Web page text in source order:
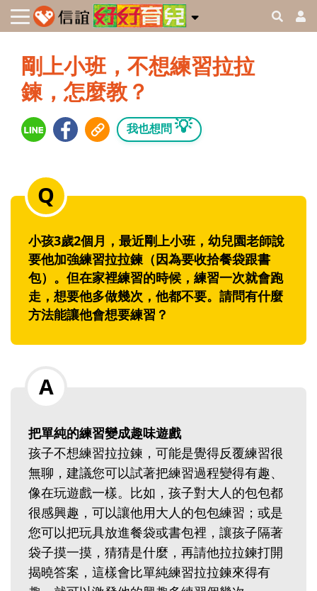
剛上小班，不想練習拉拉
鍊，怎麼教？
我也想問 💡
小孩3歲2個月，最近剛上小班，幼兒園老師說
要他加強練習拉拉鍊（因為要收拾餐袋跟書
包）。但在家裡練習的時候，練習一次就會跑
走，想要他多做幾次，他都不要。請問有什麼
方法能讓他會想要練習？
把單純的練習變成趣味遊戲
孩子不想練習拉拉鍊，可能是覺得反覆練習很
無聊，建議您可以試著把練習過程變得有趣、
像在玩遊戲一樣。比如，孩子對大人的包包都
很感興趣，可以讓他用大人的包包練習；或是
您可以把玩具放進餐袋或書包裡，讓孩子隔著
袋子摸一摸，猜猜是什麼，再請他拉拉鍊打開
揭曉答案，這樣會比單純練習拉拉鍊來得有